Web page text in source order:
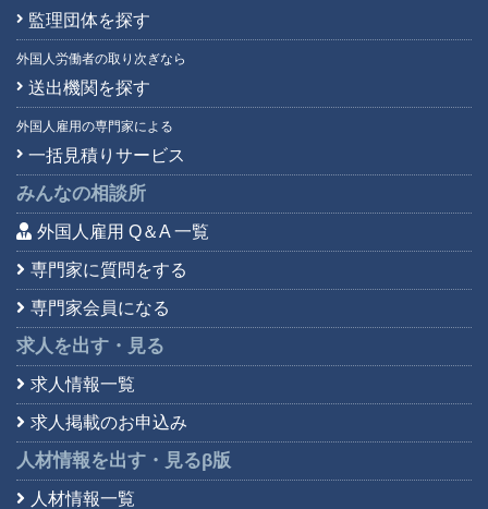
監理団体を探す
外国人労働者の取り次ぎなら
送出機関を探す
外国人雇用の専門家による
一括見積りサービス
みんなの相談所
外国人雇用 Q＆A 一覧
専門家に質問をする
専門家会員になる
求人を出す・見る
求人情報一覧
求人掲載のお申込み
人材情報を出す・見るβ版
人材情報一覧